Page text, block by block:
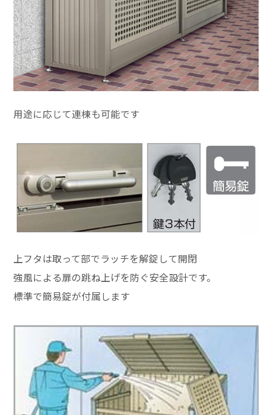
用途に応じて連棟も可能です
上フタは取って部でラッチを解錠して開閉
強風による扉の跳ね上げを防ぐ安全設計です。
標準で簡易錠が付属します